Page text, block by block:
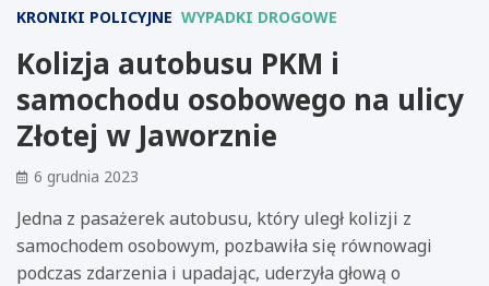
KRONIKI POLICYJNE WYPADKI DROGOWE
Kolizja autobusu PKM i
samochodu osobowego na ulicy
Złotej w Jaworznie
6 grudnia 2023
Jedna z pasażerek autobusu, który uległ kolizji z
samochodem osobowym, pozbawiła się równowagi
podczas zdarzenia i upadając, uderzyła głową o